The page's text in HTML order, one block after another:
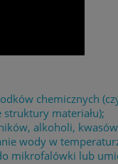
chemicznych
struktury materiału);
alkoholi,
wody w
mikrofalówki lub